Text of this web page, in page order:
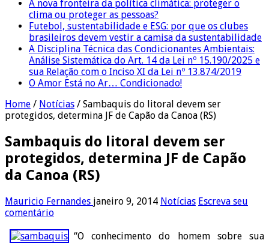
A nova fronteira da política climática: proteger o
clima ou proteger as pessoas?
Futebol, sustentabilidade e ESG: por que os clubes
brasileiros devem vestir a camisa da sustentabilidade
A Disciplina Técnica das Condicionantes Ambientais:
Análise Sistemática do Art. 14 da Lei nº 15.190/2025 e
sua Relação com o Inciso XI da Lei nº 13.874/2019
O Amor Está no Ar… Condicionado!
Home / Notícias / Sambaquis do litoral devem ser
protegidos, determina JF de Capão da Canoa (RS)
Sambaquis do litoral devem ser
protegidos, determina JF de Capão
da Canoa (RS)
Mauricio Fernandes janeiro 9, 2014 Notícias Escreva seu
comentário
“O conhecimento do homem sobre sua